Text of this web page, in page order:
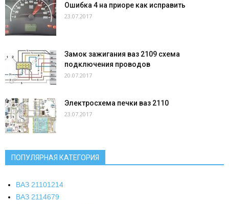
Ошибка 4 на приоре как исправить
23.07.2017
Замок зажигания ваз 2109 схема
подключения проводов
20.07.2017
Электросхема печки ваз 2110
23.07.2017
ПОПУЛЯРНАЯ КАТЕГОРИЯ
ВАЗ 21101214
ВАЗ 2114679